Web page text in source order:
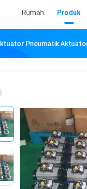
Rumah Produk
Pneumatik